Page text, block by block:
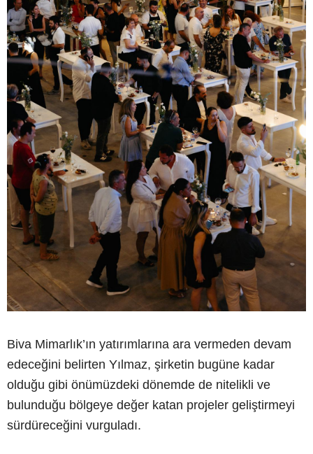
Biva Mimarlık’ın yatırımlarına ara vermeden devam
edeceğini belirten Yılmaz, şirketin bugüne kadar
olduğu gibi önümüzdeki dönemde de nitelikli ve
bulunduğu bölgeye değer katan projeler geliştirmeyi
sürdüreceğini vurguladı.